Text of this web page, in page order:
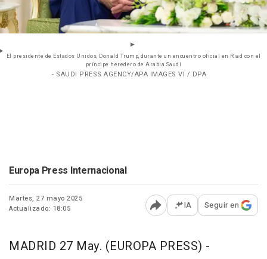
El presidente de Estados Unidos, Donald Trump, durante un encuentro oficial en Riad con el
príncipe heredero de Arabia Saudí
- SAUDI PRESS AGENCY/APA IMAGES VI / DPA
Europa Press Internacional
Martes, 27 mayo 2025
Actualizado: 18:05
Abrir opciones para
IA Seguir en
MADRID 27 May. (EUROPA PRESS) -